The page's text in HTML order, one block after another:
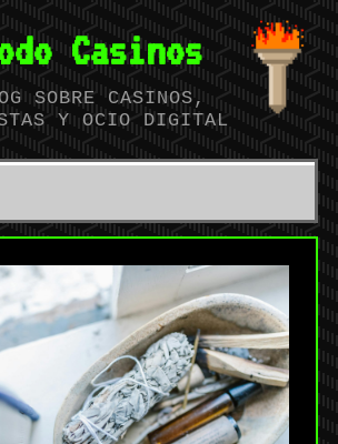
Casinos
SOBRE CASINOS,
Y OCIO DIGITAL